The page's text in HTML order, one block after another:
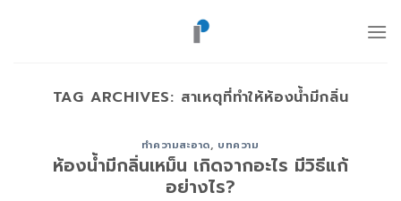
TAG ARCHIVES: สาเหตุที่ทำให้ห้องน้ำมีกลิ่น
ทำความสะอาด, บทความ
ห้องน้ำมีกลิ่นเหม็น เกิดจากอะไร มีวิธีแก้
อย่างไร?